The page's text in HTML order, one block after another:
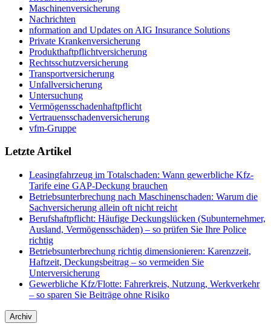
Maschinenversicherung
Nachrichten
nformation and Updates on AIG Insurance Solutions
Private Krankenversicherung
Produkthaftpflichtversicherung
Rechtsschutzversicherung
Transportversicherung
Unfallversicherung
Untersuchung
Vermögensschadenhaftpflicht
Vertrauensschadenversicherung
vfm-Gruppe
Letzte Artikel
Leasingfahrzeug im Totalschaden: Wann gewerbliche Kfz-
Tarife eine GAP-Deckung brauchen
Betriebsunterbrechung nach Maschinenschaden: Warum die
Sachversicherung allein oft nicht reicht
Berufshaftpflicht: Häufige Deckungslücken (Subunternehmer,
Ausland, Vermögensschäden) – so prüfen Sie Ihre Police
richtig
Betriebsunterbrechung richtig dimensionieren: Karenzzeit,
Haftzeit, Deckungsbeitrag – so vermeiden Sie
Unterversicherung
Gewerbliche Kfz/Flotte: Fahrerkreis, Nutzung, Werkverkehr
– so sparen Sie Beiträge ohne Risiko
Archiv